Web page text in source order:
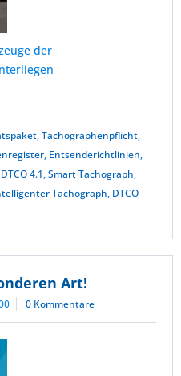
der
,Tachographenpflicht,
, Entsenderichtlinien,
DTCO 4.1,Smart Tachograph,
Tachograph, DTCO
Art!
0 Kommentare